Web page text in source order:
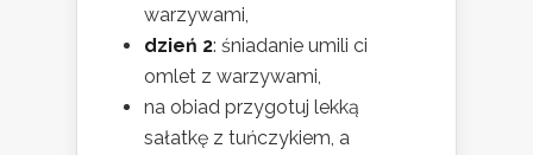
warzywami,
dzień 2: śniadanie umili ci
omlet z warzywami,
na obiad przygotuj lekką
sałatkę z tuńczykiem, a